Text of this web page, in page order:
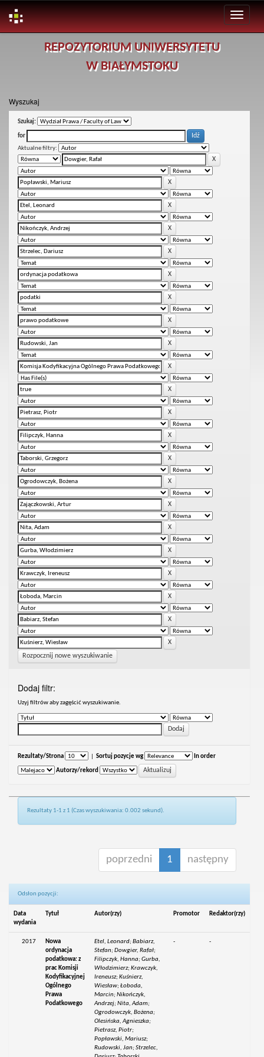
REPOZYTORIUM UNIWERSYTETU
W BIAŁYMSTOKU
Wyszukaj
Szukaj:
for
Aktualne filtry:
Rozpocznij nowe wyszukiwanie
Dodaj filtr:
Uzyj filtrów aby zagęścić wyszukiwanie.
Rezultaty/Strona Sortuj pozycje wg In order
Autorzy/rekord
Rezultaty 1-1 z 1 (Czas wyszukiwania: 0.002 sekund).
poprzedni 1 następny
Odsłon pozycji:
Data
wydania
Tytuł Autor(rzy) Promotor Redaktor(rzy)
2017
Nowa
ordynacja
podatkowa: z
prac Komisji
Kodyfikacyjnej
Ogólnego
Prawa
Podatkowego
Etel, Leonard; Babiarz,
Stefan; Dowgier, Rafał;
Filipczyk, Hanna; Gurba,
Włodzimierz; Krawczyk,
Ireneusz; Kuśnierz,
Wiesław; Łoboda,
Marcin; Nikończyk,
Andrzej; Nita, Adam;
Ogrodowczyk, Bożena;
Olesińska, Agnieszka;
Pietrasz, Piotr;
Popławski, Mariusz;
Rudowski, Jan; Strzelec,
- -